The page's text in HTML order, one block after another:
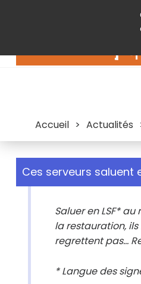
Accueil > Actualités
Ces serveurs saluent
Saluer en LSF*
la restauration,
regrettent pas...
* Langue des